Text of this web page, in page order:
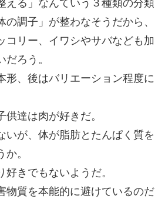
える」なんていう３種類の分類
の調子」が整わなそうだから、
コリー、イワシやサバなども加
だろう。
形、後はバリエーション程度に
供達は肉が好きだ。
いが、体が脂肪とたんぱく質を
。
好きでもないようだ。
物質を本能的に避けているのだ